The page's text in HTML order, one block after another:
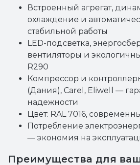
Встроенный агрегат,
охлаждение и
стабильной работы
LED-подсветка,
вентиляторы и
R290
Компрессор и
(Дания), Carel, Eliwell —
надежности
Цвет: RAL 7016,
Потребление
— экономия на
Преимущества для